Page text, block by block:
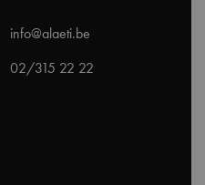
info@alaeti.be
02/315 22 22